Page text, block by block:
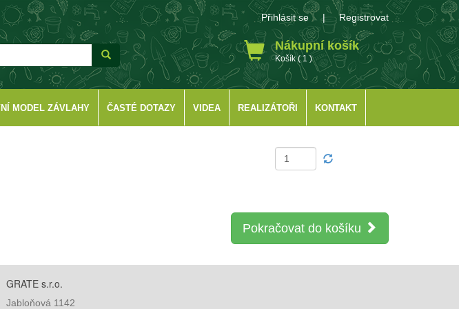
Přihlásit se | Registrovat
Nákupní košík
Košík ( 1 )
MODEL ZÁVLAHY ČASTÉ DOTAZY VIDEA REALIZÁTOŘI KONTAKT
Pokračovat do košíku
GRATE s.r.o.
Jabloňová 1142